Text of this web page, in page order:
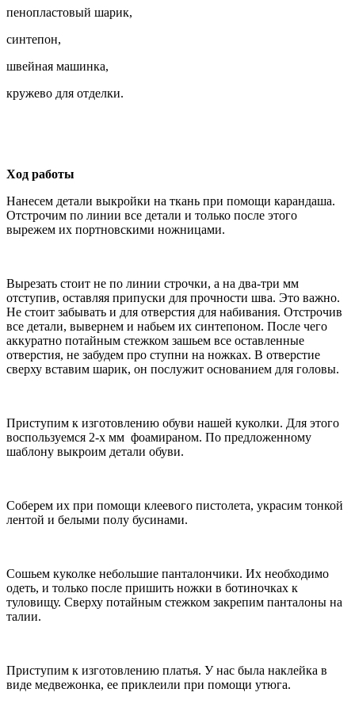
пенопластовый шарик,
синтепон,
швейная машинка,
кружево для отделки.
Ход работы
Нанесем детали выкройки на ткань при помощи карандаша.
Отстрочим по линии все детали и только после этого
вырежем их портновскими ножницами.
Вырезать стоит не по линии строчки, а на два-три мм
отступив, оставляя припуски для прочности шва. Это важно.
Не стоит забывать и для отверстия для набивания. Отстрочив
все детали, вывернем и набьем их синтепоном. После чего
аккуратно потайным стежком зашьем все оставленные
отверстия, не забудем про ступни на ножках. В отверстие
сверху вставим шарик, он послужит основанием для головы.
Приступим к изготовлению обуви нашей куколки. Для этого
воспользуемся 2-х мм фоамираном. По предложенному
шаблону выкроим детали обуви.
Соберем их при помощи клеевого пистолета, украсим тонкой
лентой и белыми полу бусинами.
Сошьем куколке небольшие панталончики. Их необходимо
одеть, и только после пришить ножки в ботиночках к
туловищу. Сверху потайным стежком закрепим панталоны на
талии.
Приступим к изготовлению платья. У нас была наклейка в
виде медвежонка, ее приклеили при помощи утюга.